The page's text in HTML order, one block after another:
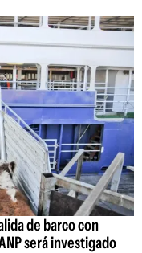
de barco con
será investigado